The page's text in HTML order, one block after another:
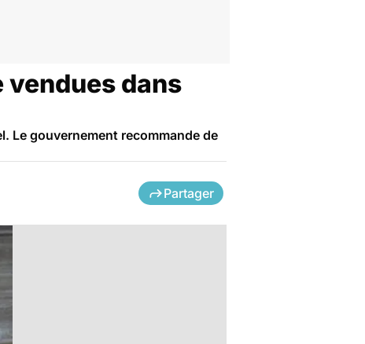
vendues dans
Le gouvernement recommande de
Partager